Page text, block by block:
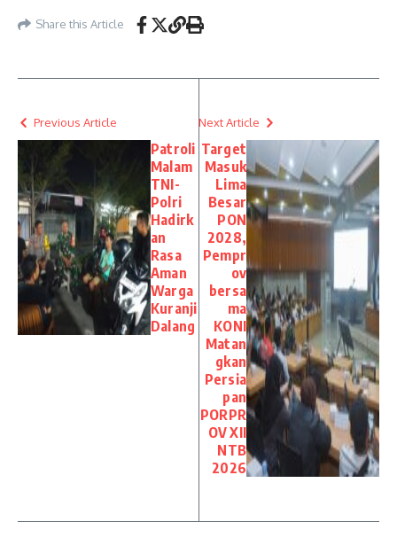
Share this Article
Previous Article
Patroli
Malam
TNI-
Polri
Hadirk
an
Rasa
Aman
Warga
Kuranji
Dalang
Next Article
Target
Masuk
Lima
Besar
PON
2028,
Pempr
ov
bersa
ma
KONI
Matan
gkan
Persia
pan
PORPR
OV XII
NTB
2026